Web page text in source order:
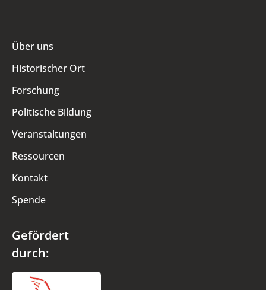
Über uns
Historischer Ort
Forschung
Politische Bildung
Veranstaltungen
Ressourcen
Kontakt
Spende
Gefördert
durch: